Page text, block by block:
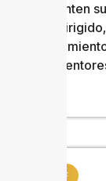
aumenten
sus
GIAFF